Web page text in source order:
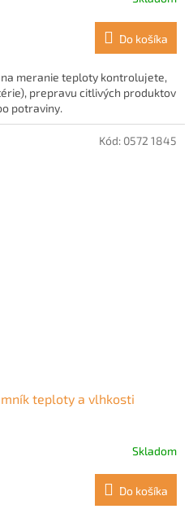
Do košíka
na meranie teploty kontrolujete,
prepravu citlivých produktov
potraviny.
teploty a vlhkosti
Skladom
Do košíka
Kód: 0572 1845